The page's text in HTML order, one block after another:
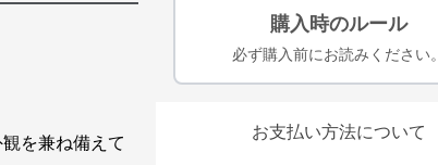
を兼ね備えて
購入時のルール
必ず購入前にお読みください。
お支払い方法について